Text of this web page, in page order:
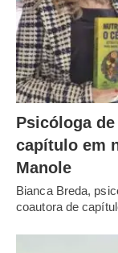
Psicóloga
capítulo em
Manole
Bianca Breda,
coautora de